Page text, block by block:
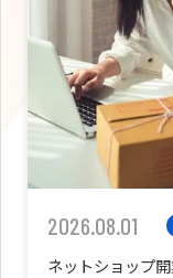
2026.08.01
ネットショップ